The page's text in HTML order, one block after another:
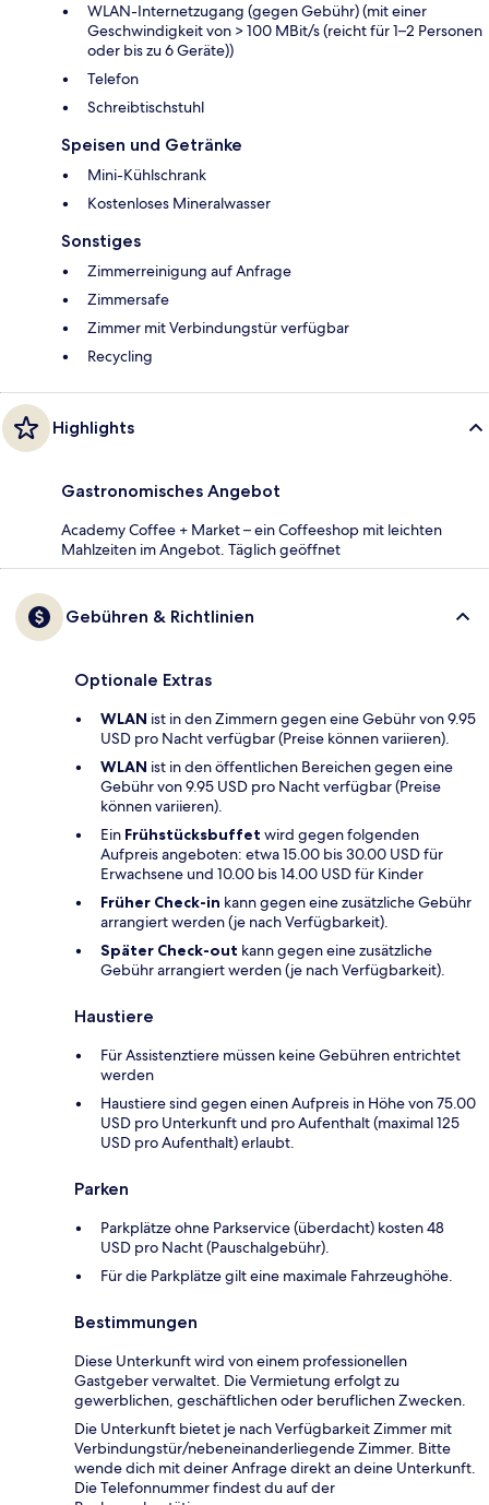
WLAN-Internetzugang (gegen Gebühr) (mit einer
Geschwindigkeit von > 100 MBit/s (reicht für 1–2 Personen
oder bis zu 6 Geräte))
Telefon
Schreibtischstuhl
Speisen und Getränke
Mini-Kühlschrank
Kostenloses Mineralwasser
Sonstiges
Zimmerreinigung auf Anfrage
Zimmersafe
Zimmer mit Verbindungstür verfügbar
Recycling
Highlights
Gastronomisches Angebot
Academy Coffee + Market – ein Coffeeshop mit leichten
Mahlzeiten im Angebot. Täglich geöffnet
Gebühren & Richtlinien
Optionale Extras
WLAN ist in den Zimmern gegen eine Gebühr von 9.95
USD pro Nacht verfügbar (Preise können variieren).
WLAN ist in den öffentlichen Bereichen gegen eine
Gebühr von 9.95 USD pro Nacht verfügbar (Preise
können variieren).
Ein Frühstücksbuffet wird gegen folgenden
Aufpreis angeboten: etwa 15.00 bis 30.00 USD für
Erwachsene und 10.00 bis 14.00 USD für Kinder
Früher Check-in kann gegen eine zusätzliche Gebühr
arrangiert werden (je nach Verfügbarkeit).
Später Check-out kann gegen eine zusätzliche
Gebühr arrangiert werden (je nach Verfügbarkeit).
Haustiere
Für Assistenztiere müssen keine Gebühren entrichtet
werden
Haustiere sind gegen einen Aufpreis in Höhe von 75.00
USD pro Unterkunft und pro Aufenthalt (maximal 125
USD pro Aufenthalt) erlaubt.
Parken
Parkplätze ohne Parkservice (überdacht) kosten 48
USD pro Nacht (Pauschalgebühr).
Für die Parkplätze gilt eine maximale Fahrzeughöhe.
Bestimmungen
Diese Unterkunft wird von einem professionellen
Gastgeber verwaltet. Die Vermietung erfolgt zu
gewerblichen, geschäftlichen oder beruflichen Zwecken.
Die Unterkunft bietet je nach Verfügbarkeit Zimmer mit
Verbindungstür/nebeneinanderliegende Zimmer. Bitte
wende dich mit deiner Anfrage direkt an deine Unterkunft.
Die Telefonnummer findest du auf der